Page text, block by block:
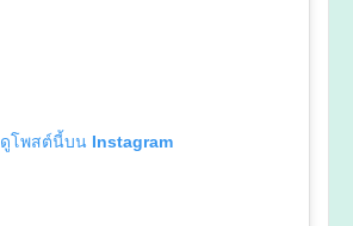
ดูโพสต์นี้บน Instagram